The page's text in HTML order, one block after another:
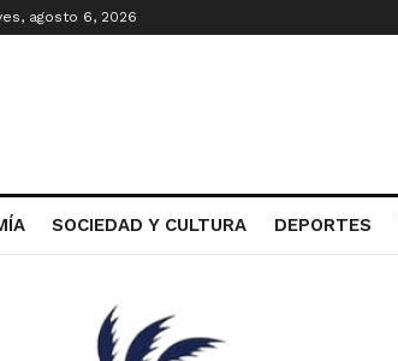
agosto 6, 2026
SOCIEDAD Y CULTURA DEPORTES